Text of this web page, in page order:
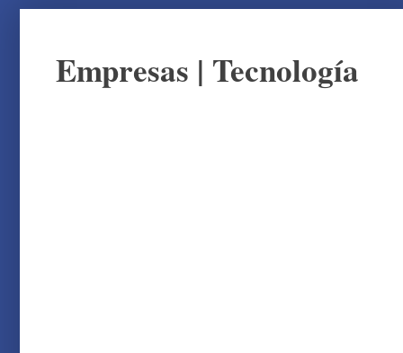
Empresas | Tecnología